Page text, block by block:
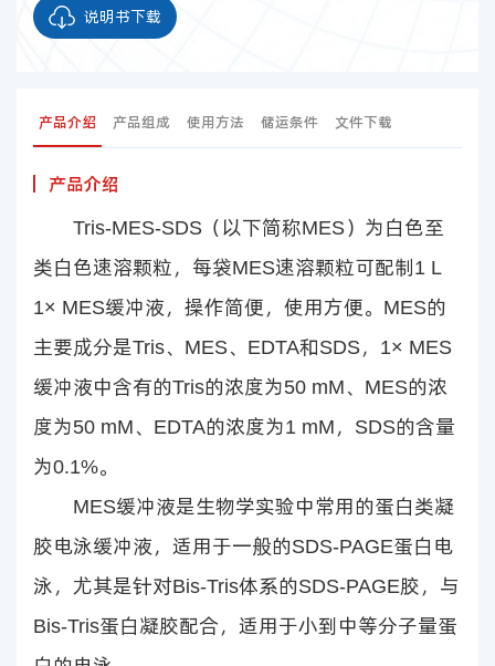
说明书下载
产品介绍 产品组成 使用方法 储运条件 文件下载
产品介绍
Tris-MES-SDS（以下简称MES）为白色至
类白色速溶颗粒，每袋MES速溶颗粒可配制1 L
1× MES缓冲液，操作简便，使用方便。MES的
主要成分是Tris、MES、EDTA和SDS，1× MES
缓冲液中含有的Tris的浓度为50 mM、MES的浓
度为50 mM、EDTA的浓度为1 mM，SDS的含量
为0.1%。
MES缓冲液是生物学实验中常用的蛋白类凝
胶电泳缓冲液，适用于一般的SDS-PAGE蛋白电
泳，尤其是针对Bis-Tris体系的SDS-PAGE胶，与
Bis-Tris蛋白凝胶配合，适用于小到中等分子量蛋